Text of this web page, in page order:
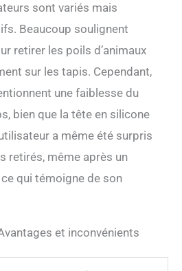
sont variés mais
Beaucoup soulignent
retirer les poils d’animaux
sur les tapis. Cependant,
une faiblesse du
bien que la tête en silicone
a même été surpris
retirés, même après un
qui témoigne de son
et inconvénients